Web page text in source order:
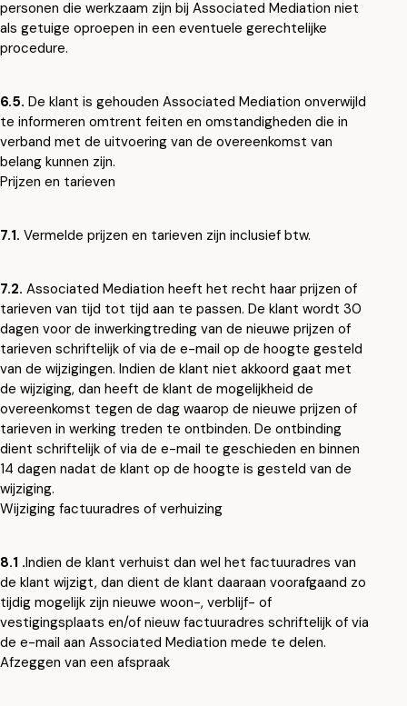
personen die werkzaam zijn bij Associated Mediation niet
als getuige oproepen in een eventuele gerechtelijke
procedure.
6.5. De klant is gehouden Associated Mediation onverwijld
te informeren omtrent feiten en omstandigheden die in
verband met de uitvoering van de overeenkomst van
belang kunnen zijn.
Prijzen en tarieven
7.1. Vermelde prijzen en tarieven zijn inclusief btw.
7.2. Associated Mediation heeft het recht haar prijzen of
tarieven van tijd tot tijd aan te passen. De klant wordt 30
dagen voor de inwerkingtreding van de nieuwe prijzen of
tarieven schriftelijk of via de e-mail op de hoogte gesteld
van de wijzigingen. Indien de klant niet akkoord gaat met
de wijziging, dan heeft de klant de mogelijkheid de
overeenkomst tegen de dag waarop de nieuwe prijzen of
tarieven in werking treden te ontbinden. De ontbinding
dient schriftelijk of via de e-mail te geschieden en binnen
14 dagen nadat de klant op de hoogte is gesteld van de
wijziging.
Wijziging factuuradres of verhuizing
8.1 .Indien de klant verhuist dan wel het factuuradres van
de klant wijzigt, dan dient de klant daaraan voorafgaand zo
tijdig mogelijk zijn nieuwe woon-, verblijf- of
vestigingsplaats en/of nieuw factuuradres schriftelijk of via
de e-mail aan Associated Mediation mede te delen.
Afzeggen van een afspraak